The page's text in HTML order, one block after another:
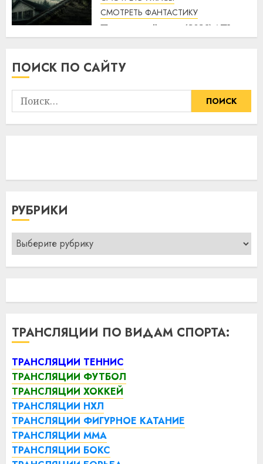
СМОТРЕТЬ ФАНТАСТИКУ
Последний дом (2026) / The
Last House смотреть онлайн
ПОИСК ПО САЙТУ
Найти:
РУБРИКИ
Рубрики
ТРАНСЛЯЦИИ ПО ВИДАМ СПОРТА:
ТРАНСЛЯЦИИ ТЕННИС
ТРАНСЛЯЦИИ ФУТБОЛ
ТРАНСЛЯЦИИ ХОККЕЙ
ТРАНСЛЯЦИИ НХЛ
ТРАНСЛЯЦИИ ФИГУРНОЕ КАТАНИЕ
ТРАНСЛЯЦИИ ММА
ТРАНСЛЯЦИИ БОКС